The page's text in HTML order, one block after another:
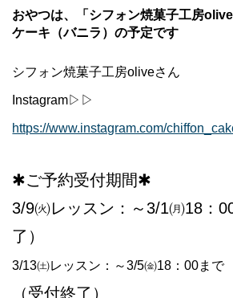
おやつは、「シフォン焼菓子工房
ケーキ（バニラ）の予定です
シフォン焼菓子工房oliveさん
Instagram▷▷
https://www.instagram.com/
✱ご予約受付期間✱
3/9㈫レッスン：～3/1㈪18：
了）
3/13㈯レッスン：～3/5㈮18：00まで
（受付終了）